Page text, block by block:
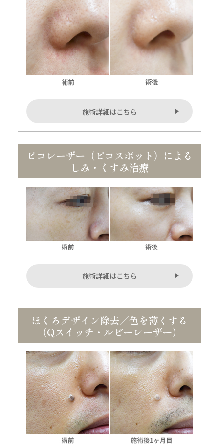
施術詳細はこちら
ピコレーザー（ピコスポット）による
しみ・くすみ治療
施術詳細はこちら
ほくろデザイン除去／色を薄くする
（Qスイッチ・ルビーレーザー）